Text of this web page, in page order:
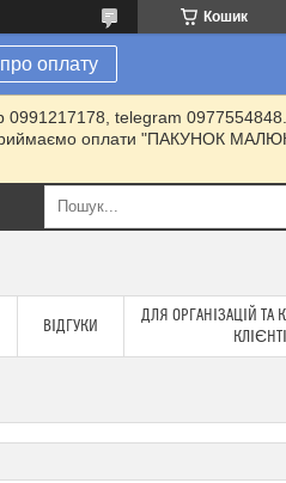
Кошик
оплату
0991217178, telegram
Приймаємо оплати "ПАКУНОК
ВІДГУКИ
ДЛЯ ОРГАНІЗАЦІЙ ТА